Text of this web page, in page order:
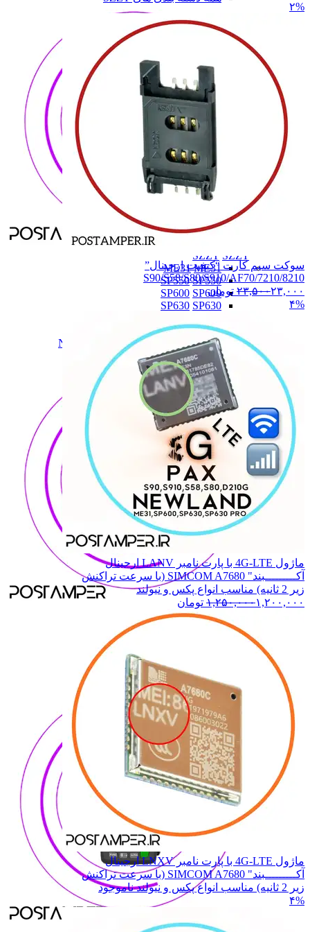
SZZT SZZT
ME31 ME31
SP550 SP550
SP600 SP600
SP630 SP630
SP830 SP830
N900,N910,N510 N900,N910,N510
همه دسته بندی های NEWLAND
NEWLAND NEWLAND
7210
همه دسته بندی های NEWPOS
۲%
سوکت سیم کارت “کیفیت ارجینال”
S90/S58/S80/S910/AF70/7210/8210
۲۳,۵۰۰۲۳,۰۰۰
تومان
۴%
ماژول 4G-LTE با پارت نامبر LANV ارجینال
آکـــــــــبند" SIMCOM A7680 (با سرعت تراکنش
زیر 2 ثانیه) مناسب انواع پکس و نیولند
۱,۲۵۰,۰۰۰۱,۲۰۰,۰۰۰ تومان
ماژول 4G-LTE با پارت نامبر LNXV ارجینال
آکـــــــــبند" SIMCOM A7680 (با سرعت تراکنش
زیر 2 ثانیه) مناسب انواع پکس و نیولند
ناموجود
۴%